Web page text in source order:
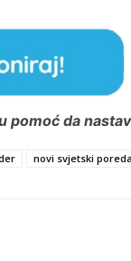
pomoć da
novi svjetski